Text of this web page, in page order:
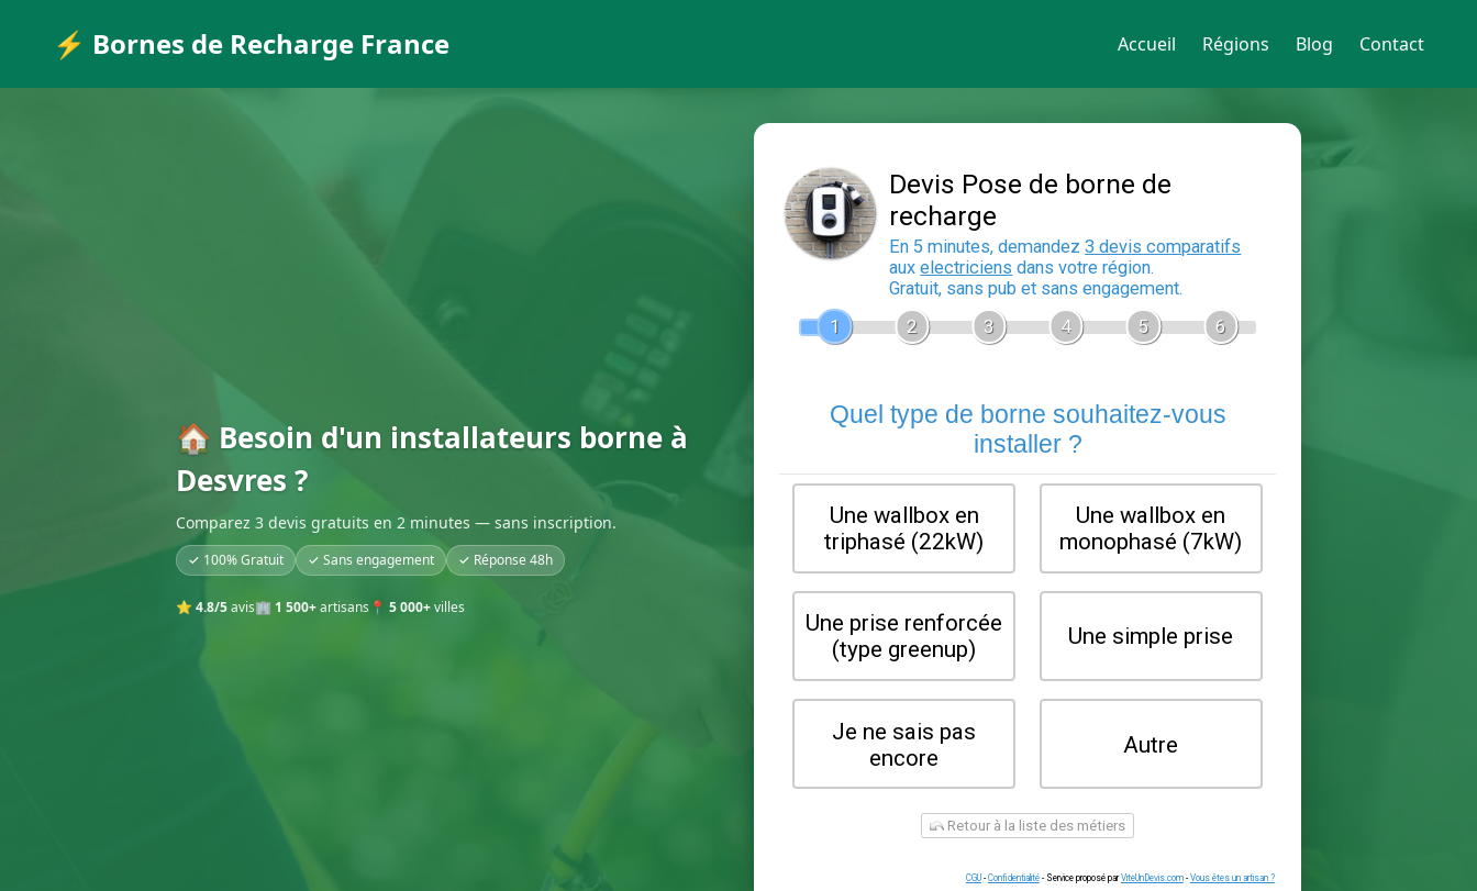
⚡ Bornes de Recharge France Accueil Régions Blog Contact
🏠 Besoin d'un installateurs borne à
Desvres ?
Comparez 3 devis gratuits en 2 minutes — sans inscription.
✓ 100% Gratuit ✓ Sans engagement ✓ Réponse 48h
⭐ 4.8/5avis🏢 1 500+artisans 📍 5 000+villes
recharge
En 5 minutes, demandez
auxelectriciensdans votre région.
Gratuit, sans pub et sans engagement.
Quel type de borne souhaitez-
installer ?
Une wallbox en
Une prise renforcée
(type greenup)